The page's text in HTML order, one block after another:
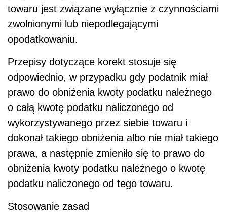
towaru jest związane wyłącznie z czynnościami
zwolnionymi lub niepodlegającymi
opodatkowaniu.
Przepisy dotyczące korekt stosuje się
odpowiednio, w przypadku gdy podatnik miał
prawo do obniżenia kwoty podatku należnego
o całą kwotę podatku naliczonego od
wykorzystywanego przez siebie towaru i
dokonał takiego obniżenia albo nie miał takiego
prawa, a następnie zmieniło się to prawo do
obniżenia kwoty podatku należnego o kwotę
podatku naliczonego od tego towaru.
Stosowanie zasad